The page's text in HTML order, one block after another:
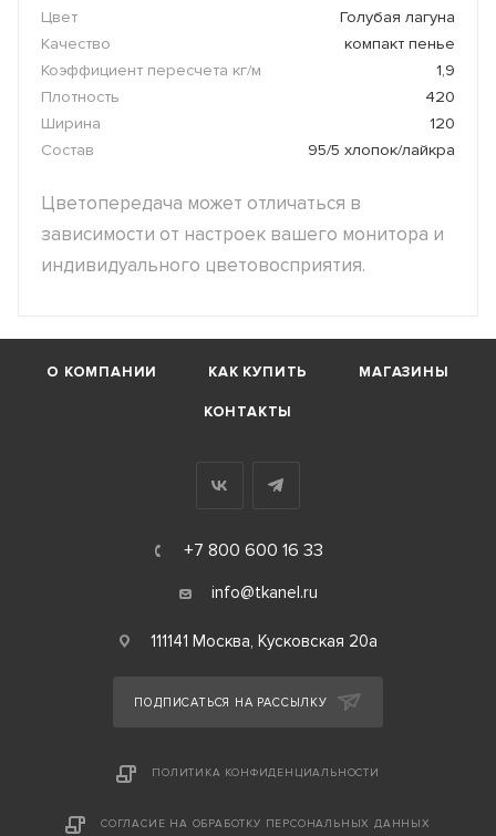
Цвет
Голубая лагуна
Качество
компакт пенье
Коэффициент пересчета кг/м
1,9
Плотность
420
Ширина
120
Состав
95/5 хлопок/лайкра
Цветопередача может отличаться в
зависимости от настроек вашего монитора и
индивидуального цветовосприятия.
О КОМПАНИИ КАК КУПИТЬ МАГАЗИНЫ
КОНТАКТЫ
+7 800 600 16 33
info@tkanel.ru
111141 Москва, Кусковская 20а
ПОДПИСАТЬСЯ НА РАССЫЛКУ
ПОЛИТИКА КОНФИДЕНЦИАЛЬНОСТИ
СОГЛАСИЕ НА ОБРАБОТКУ ПЕРСОНАЛЬНЫХ ДАННЫХ